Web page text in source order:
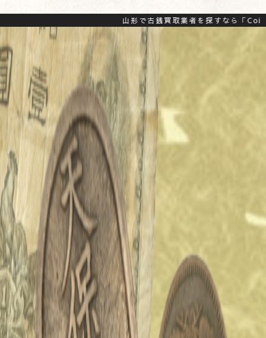
山形で古銭買取業者を探すなら「CoinSell」に